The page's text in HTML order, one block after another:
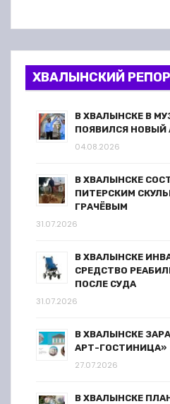
ХВАЛЫНСКИЙ
В ХВАЛЫНСКЕ В
ПОЯВИЛСЯ НОВЫЙ
04.08.2026
В ХВАЛЫНСКЕ
ПИТЕРСКИМ
ГРАЧЁВЫМ
31.07.2026
В ХВАЛЫНСКЕ
СРЕДСТВО
ПОСЛЕ СУДА
31.07.2026
В ХВАЛЫНСКЕ
АРТ-ГОСТИНИЦА»
27.07.2026
В ХВАЛЫНСКЕ